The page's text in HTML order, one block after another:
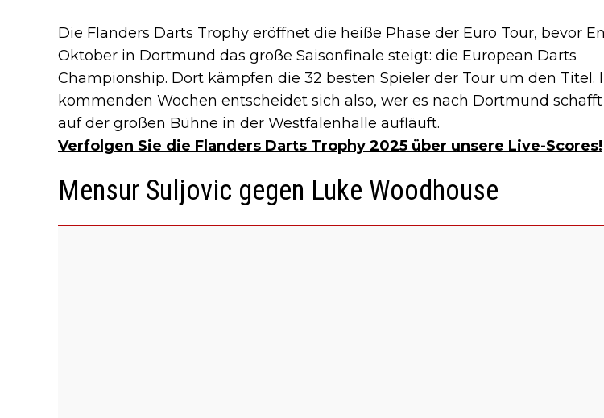
Die Flanders Darts Trophy eröffnet die heiße Phase der Euro Tour, bevor
Oktober in Dortmund das große Saisonfinale steigt: die European Darts
Championship. Dort kämpfen die 32 besten Spieler der Tour um den Titel.
kommenden Wochen entscheidet sich also, wer es nach Dortmund
auf der großen Bühne in der Westfalenhalle aufläuft.
Verfolgen Sie die Flanders Darts Trophy 2025 über unsere Live-Scores!
Mensur Suljovic gegen Luke Woodhouse